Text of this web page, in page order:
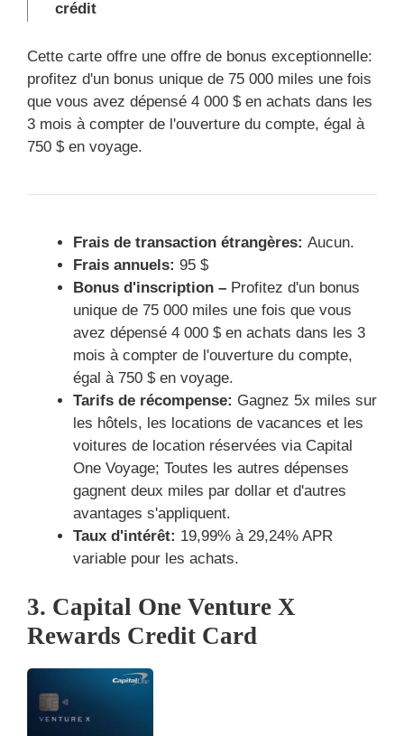
crédit
Cette carte offre une offre de bonus exceptionnelle:
profitez d'un bonus unique de 75 000 miles une fois
que vous avez dépensé 4 000 $ en achats dans les
3 mois à compter de l'ouverture du compte, égal à
750 $ en voyage.
Frais de transaction étrangères: Aucun.
Frais annuels: 95 $
Bonus d'inscription – Profitez d'un bonus
unique de 75 000 miles une fois que vous
avez dépensé 4 000 $ en achats dans les 3
mois à compter de l'ouverture du compte,
égal à 750 $ en voyage.
Tarifs de récompense: Gagnez 5x miles sur
les hôtels, les locations de vacances et les
voitures de location réservées via Capital
One Voyage; Toutes les autres dépenses
gagnent deux miles par dollar et d'autres
avantages s'appliquent.
Taux d'intérêt: 19,99% à 29,24% APR
variable pour les achats.
3. Capital One Venture X
Rewards Credit Card